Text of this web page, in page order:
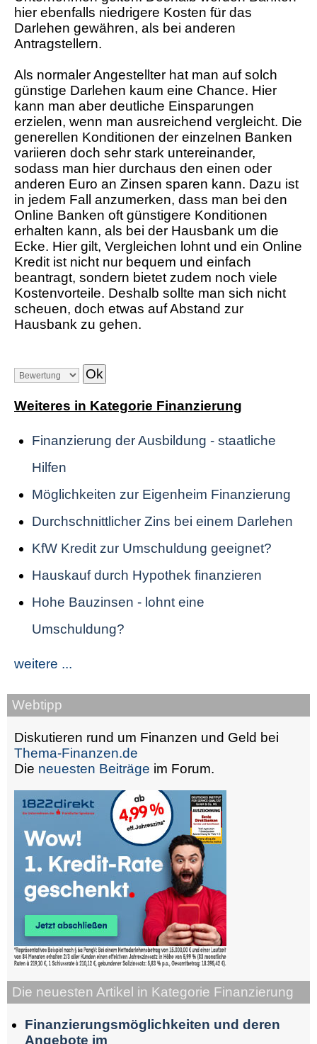
hier ebenfalls niedrigere Kosten für das
Darlehen gewähren, als bei anderen
Antragstellern.
Als normaler Angestellter hat man auf solch
günstige Darlehen kaum eine Chance. Hier
kann man aber deutliche Einsparungen
erzielen, wenn man ausreichend vergleicht. Die
generellen Konditionen der einzelnen Banken
variieren doch sehr stark untereinander,
sodass man hier durchaus den einen oder
anderen Euro an Zinsen sparen kann. Dazu ist
in jedem Fall anzumerken, dass man bei den
Online Banken oft günstigere Konditionen
erhalten kann, als bei der Hausbank um die
Ecke. Hier gilt, Vergleichen lohnt und ein Online
Kredit ist nicht nur bequem und einfach
beantragt, sondern bietet zudem noch viele
Kostenvorteile. Deshalb sollte man sich nicht
scheuen, doch etwas auf Abstand zur
Hausbank zu gehen.
Weiteres in Kategorie Finanzierung
Finanzierung der Ausbildung - staatliche
Hilfen
Möglichkeiten zur Eigenheim Finanzierung
Durchschnittlicher Zins bei einem Darlehen
KfW Kredit zur Umschuldung geeignet?
Hauskauf durch Hypothek finanzieren
Hohe Bauzinsen - lohnt eine
Umschuldung?
weitere ...
Webtipp
Diskutieren rund um Finanzen und Geld bei
Thema-Finanzen.de
Die neuesten Beiträge im Forum.
Die neuesten Artikel in Kategorie Finanzierung
Finanzierungsmöglichkeiten und deren
Angebote im